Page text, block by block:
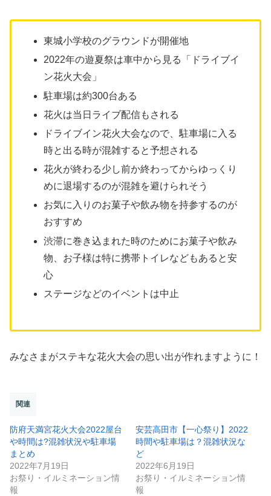
東城小学校のグラウンドが開催地
2022年の遊夏祭は車中から見る「ドライブイ
ン花火大会」
駐車場は約300台ある
花火は当日ライブ配信もされる
ドライブイン花火大会なので、駐車場に入る
時と出る時が混雑すると予想される
花火が終わる少し前か終わってからゆっくり
めに退場するのが混雑を避けられそう
お気に入りのお菓子や飲み物を持参するのが
おすすめ
渋滞に巻き込まれた時のためにお菓子や飲み
物、お子様は特に携帯トイレなどもあると安
心
ステージなどのイベントは中止
みなさまがステキな花火大会の思い出が作れますように！
関連
防府天満宮花火大会2022屋台
や時間は?混雑状況や駐車場
まとめ
2022年7月19日
お祭り・イルミネーション情
報
安芸高田市【一心祭り】2022
時間や駐車場は？混雑状況な
ど
2022年6月19日
お祭り・イルミネーション情
報